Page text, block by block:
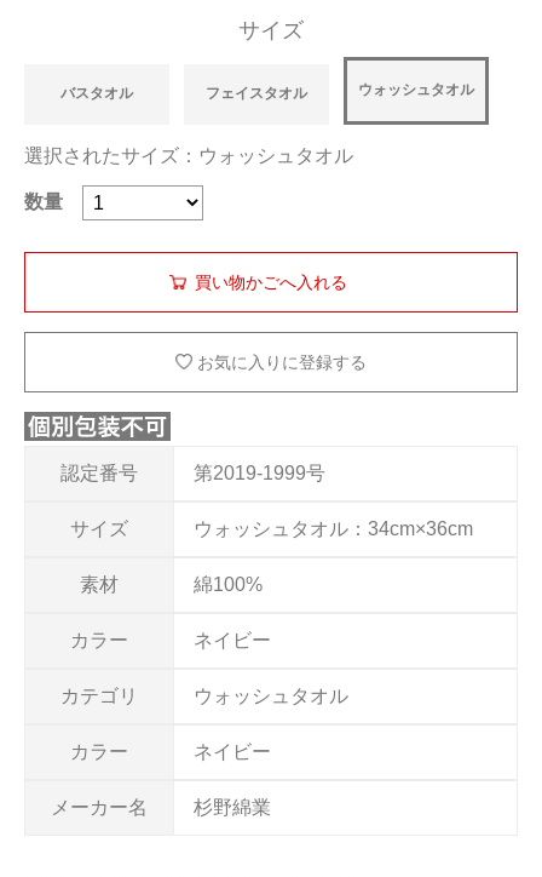
認定番号 第2019-1999号
サイズ ウォッシュタオル：34cm×36cm
素材 綿100%
カラー ネイビー
カテゴリ ウォッシュタオル
カラー ネイビー
メーカー名 杉野綿業
サイズ
バスタオル フェイスタオル ウォッシュタオル
選択されたサイズ：ウォッシュタオル
数量
お気に入りに登録する